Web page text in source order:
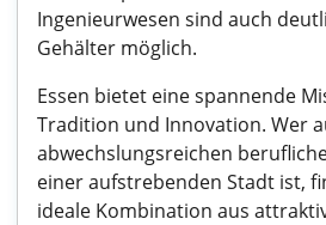
Ingenieurwesen sind auch
Gehälter möglich.
Essen bietet eine spannende
Tradition und Innovation. Wer
abwechslungsreichen
einer aufstrebenden Stadt ist,
ideale Kombination aus